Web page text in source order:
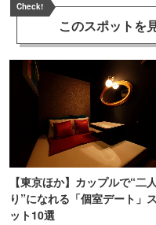
Check!
このスポットを
【東京ほか】カップルで“二
り”になれる「個室デート」
ット10選